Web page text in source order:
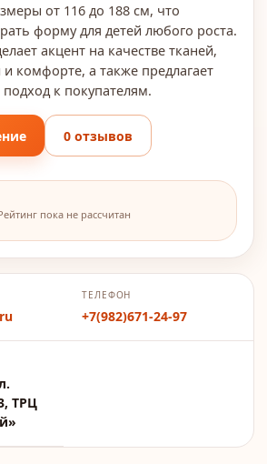
от 116 до 188 см, что
форму для детей любого роста.
акцент на качестве тканей,
и комфорте, а также предлагает
к покупателям.
0 отзывов
пока не рассчитан
ТЕЛЕФОН
+7(982)671-24-97
ТРЦ